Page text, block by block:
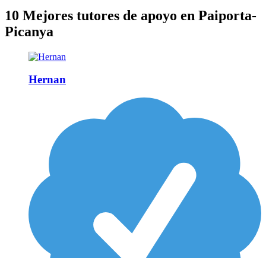
10 Mejores tutores de apoyo en Paiporta-
Picanya
Hernan